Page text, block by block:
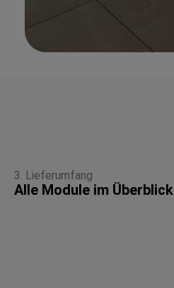
3. Lieferumfang
Alle Module im Überblick